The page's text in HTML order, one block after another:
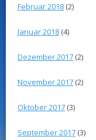
Februar 2018 (2)
Januar 2018 (4)
Dezember 2017 (2)
November 2017 (2)
Oktober 2017 (3)
September 2017 (3)